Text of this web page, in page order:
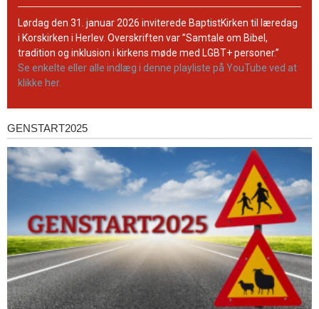
BaptistKirkens
YouTube-
kanal
Lørdag den 31. januar 2026 inviterede BaptistKirken til læredag
i Korskirken i Herlev. Overskriften var ”Samtale om Bibel,
tradition og inklusion i kirkens møde med LGBT+ personer.”
Se enkelte eller alle indlæg i denne playliste på YouTube ved at
klikke her.
Genstart2025
GENSTART2025